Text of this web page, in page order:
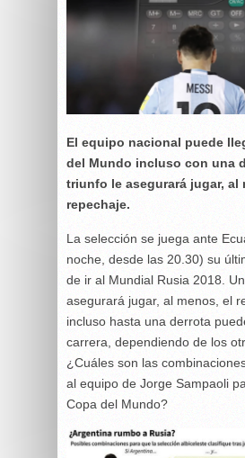
El equipo nacional puede
del Mundo incluso con una
triunfo le asegurará jugar, al
repechaje.
La selección se juega ante
noche, desde las 20.30) su
de ir al Mundial Rusia 2018.
asegurará jugar, al menos, el
incluso hasta una derrota
carrera, dependiendo de los
¿Cuáles son las
al equipo de Jorge Sampaoli
Copa del Mundo?